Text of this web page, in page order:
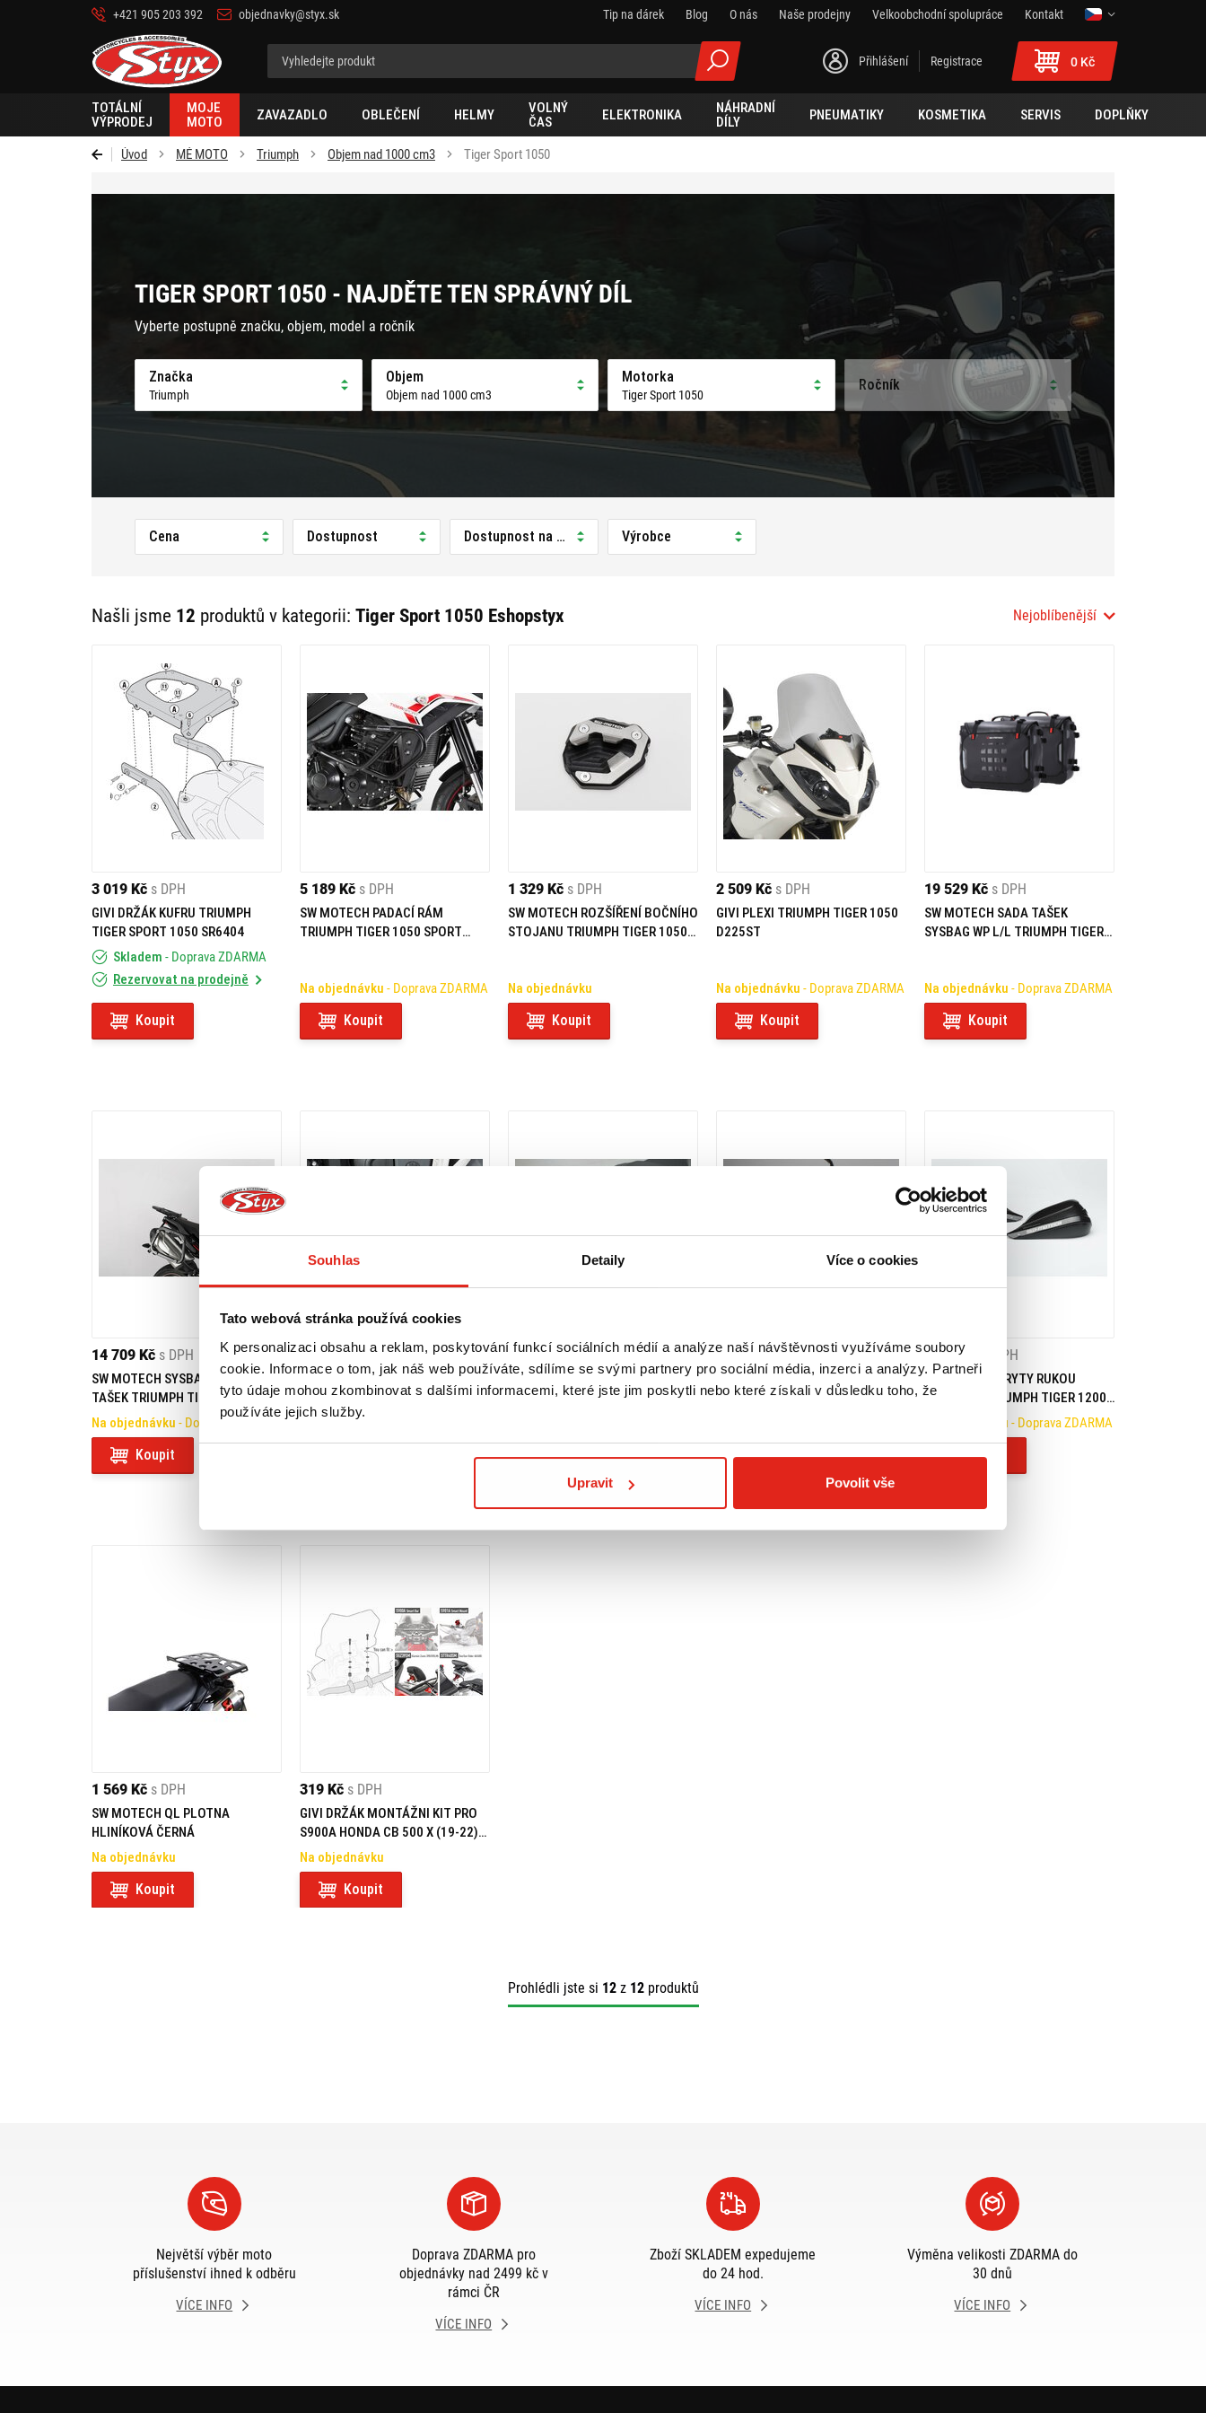
Souhlas Detaily Více o cookies
Tato webová stránka používá cookies
K personalizaci obsahu a reklam, poskytování funkcí sociálních médií a analýze naší návštěvnosti využíváme soubory
cookie. Informace o tom, jak náš web používáte, sdílíme se svými partnery pro sociální média, inzerci a analýzy. Partneři
tyto údaje mohou zkombinovat s dalšími informacemi, které jste jim poskytli nebo které získali v důsledku toho, že
používáte jejich služby.
Upravit Povolit vše
+421 905 203 392 objednavky@styx.sk Tip na dárek Blog O nás Naše prodejny Velkoobchodní spolupráce
Kontakt
Styx-
cz
Přihlášení Registrace 0 Kč
TOTÁLNÍ
VÝPRODEJ
MOJE
MOTO
ZAVAZADLO OBLEČENÍ HELMY
VOLNÝ
ČAS
ELEKTRONIKA
NÁHRADNÍ
DÍLY
PNEUMATIKY KOSMETIKA SERVIS DOPLŇKY
Úvod MÉ MOTO Triumph Objem nad 1000 cm3 Tiger Sport 1050
TIGER SPORT 1050 - NAJDĚTE TEN SPRÁVNÝ DÍL
Vyberte postupně značku, objem, model a ročník
Značka
Triumph
Objem
Objem nad 1000 cm3
Motorka
Tiger Sport 1050
Ročník
Cena Dostupnost Dostupnost na prodejně Výrobce
Našli jsme 12 produktů v kategorii: Tiger Sport 1050 Eshopstyx Nejoblíbenější
3 019 Kč s DPH
GIVI DRŽÁK KUFRU TRIUMPH
TIGER SPORT 1050 SR6404
Skladem - Doprava ZDARMA
Rezervovat na prodejně
Koupit
5 189 Kč s DPH
SW MOTECH PADACÍ RÁM
TRIUMPH TIGER 1050 SPORT
Na objednávku - Doprava ZDARMA
Koupit
1 329 Kč s DPH
SW MOTECH ROZŠÍŘENÍ BOČNÍHO
STOJANU TRIUMPH TIGER 1050
Na objednávku
Koupit
2 509 Kč s DPH
GIVI PLEXI TRIUMPH TIGER 1050
D225ST
Na objednávku - Doprava ZDARMA
Koupit
19 529 Kč s DPH
SW MOTECH SADA TAŠEK
SYSBAG WP L/L TRIUMPH TIGER
Na objednávku - Doprava ZDARMA
Koupit
14 709 Kč s DPH
SW MOTECH SYSBAG 30/30 SADA
TAŠEK TRIUMPH TIGER 1050
SPORT (13-)
Na objednávku - Doprava ZDARMA
Koupit
3 619 Kč s DPH
SW MOTECH ŘADÍCÍ PÁKA
TRIUMPH TIGER 1050 SPORT
(13-)
Na objednávku
3 619 Kč s DPH
SW MOTECH NOSIČ ALURACK
Koupit
3 859 Kč s DPH
SW MOTECH KRYTY RUKOU
KOBRA TRIUMPH TIGER 1200
Koupit
3 379 Kč s DPH
SW MOTECH KRYTY RUKOU
BBSTORM TRIUMPH TIGER 1200
EXPLORER/1050 SPORT
Na objednávku - Doprava ZDARMA
Koupit
1 569 Kč s DPH
SW MOTECH QL PLOTNA
HLINÍKOVÁ ČERNÁ
Na objednávku
Koupit
319 Kč s DPH
GIVI DRŽÁK MONTÁŽNI KIT PRO
S900A HONDA CB 500 X (19-22)
01SKIT
Na objednávku
Koupit
Prohlédli jste si 12z 12produktů
Největší výběr moto
příslušenství ihned k odběru
VÍCE INFO
Doprava ZDARMA pro
objednávky nad 2499 kč v
rámci ČR
VÍCE INFO
Zboží SKLADEM expedujeme
do 24 hod.
VÍCE INFO
Výměna velikosti ZDARMA do
30 dnů
VÍCE INFO